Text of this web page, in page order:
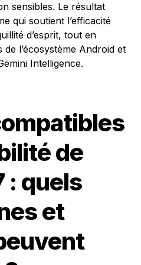
sensibles. Le résultat
qui soutient l’efficacité
d’esprit, tout en
de l’écosystème Android et
Intelligence.
de
: quels
et